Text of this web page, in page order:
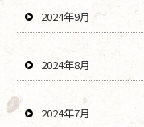
2024年9月
2024年8月
2024年7月